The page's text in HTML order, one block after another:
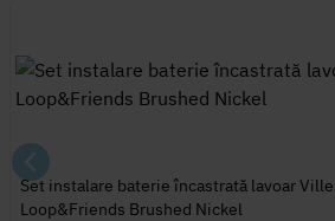
Set instalare baterie încastrată lavoar
Loop&Friends Brushed Nickel